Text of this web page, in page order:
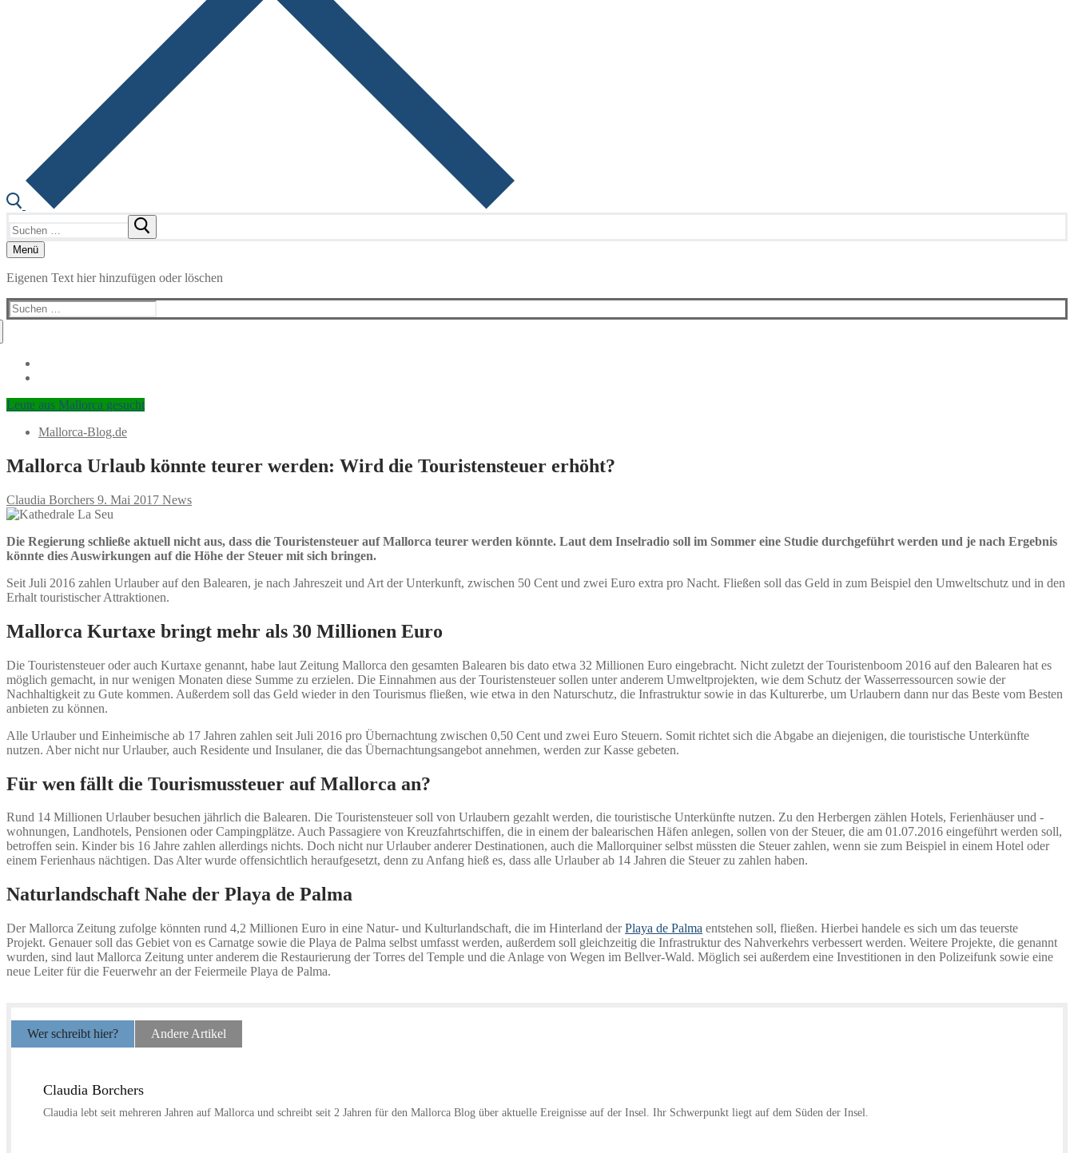
nach:
Menü
Eigenen Text hier hinzufügen oder löschen
Suchen
nach:
Leute aus Mallorca gesucht
Mallorca-Blog.de
Mallorca Urlaub könnte teurer werden: Wird die Touristensteuer erhöht?
Claudia Borchers 9. Mai 2017 News
Die Regierung schließe aktuell nicht aus, dass die Touristensteuer auf Mallorca teurer werden könnte. Laut dem Inselradio soll im Sommer eine Studie durchgeführt werden und je nach Ergebnis
könnte dies Auswirkungen auf die Höhe der Steuer mit sich bringen.
Seit Juli 2016 zahlen Urlauber auf den Balearen, je nach Jahreszeit und Art der Unterkunft, zwischen 50 Cent und zwei Euro extra pro Nacht. Fließen soll das Geld in zum Beispiel den Umweltschutz und in den
Erhalt touristischer Attraktionen.
Mallorca Kurtaxe bringt mehr als 30 Millionen Euro
Die Touristensteuer oder auch Kurtaxe genannt, habe laut Zeitung Mallorca den gesamten Balearen bis dato etwa 32 Millionen Euro eingebracht. Nicht zuletzt der Touristenboom 2016 auf den Balearen hat es
möglich gemacht, in nur wenigen Monaten diese Summe zu erzielen. Die Einnahmen aus der Touristensteuer sollen unter anderem Umweltprojekten, wie dem Schutz der Wasserressourcen sowie der
Nachhaltigkeit zu Gute kommen. Außerdem soll das Geld wieder in den Tourismus fließen, wie etwa in den Naturschutz, die Infrastruktur sowie in das Kulturerbe, um Urlaubern dann nur das Beste vom Besten
anbieten zu können.
Alle Urlauber und Einheimische ab 17 Jahren zahlen seit Juli 2016 pro Übernachtung zwischen 0,50 Cent und zwei Euro Steuern. Somit richtet sich die Abgabe an diejenigen, die touristische Unterkünfte
nutzen. Aber nicht nur Urlauber, auch Residente und Insulaner, die das Übernachtungsangebot annehmen, werden zur Kasse gebeten.
Für wen fällt die Tourismussteuer auf Mallorca an?
Rund 14 Millionen Urlauber besuchen jährlich die Balearen. Die Touristensteuer soll von Urlaubern gezahlt werden, die touristische Unterkünfte nutzen. Zu den Herbergen zählen Hotels, Ferienhäuser und -
wohnungen, Landhotels, Pensionen oder Campingplätze. Auch Passagiere von Kreuzfahrtschiffen, die in einem der balearischen Häfen anlegen, sollen von der Steuer, die am 01.07.2016 eingeführt werden soll,
betroffen sein. Kinder bis 16 Jahre zahlen allerdings nichts. Doch nicht nur Urlauber anderer Destinationen, auch die Mallorquiner selbst müssten die Steuer zahlen, wenn sie zum Beispiel in einem Hotel oder
einem Ferienhaus nächtigen. Das Alter wurde offensichtlich heraufgesetzt, denn zu Anfang hieß es, dass alle Urlauber ab 14 Jahren die Steuer zu zahlen haben.
Naturlandschaft Nahe der Playa de Palma
Der Mallorca Zeitung zufolge könnten rund 4,2 Millionen Euro in eine Natur- und Kulturlandschaft, die im Hinterland derPlaya de Palma entstehen soll, fließen. Hierbei handele es sich um das teuerste
Projekt. Genauer soll das Gebiet von es Carnatge sowie die Playa de Palma selbst umfasst werden, außerdem soll gleichzeitig die Infrastruktur des Nahverkehrs verbessert werden. Weitere Projekte, die genannt
wurden, sind laut Mallorca Zeitung unter anderem die Restaurierung der Torres del Temple und die Anlage von Wegen im Bellver-Wald. Möglich sei außerdem eine Investitionen in den Polizeifunk sowie eine
neue Leiter für die Feuerwehr an der Feiermeile Playa de Palma.
Wer schreibt hier? Andere Artikel
Claudia Borchers
Claudia lebt seit mehreren Jahren auf Mallorca und schreibt seit 2 Jahren für den Mallorca Blog über aktuelle Ereignisse auf der Insel. Ihr Schwerpunkt liegt auf dem Süden der Insel.